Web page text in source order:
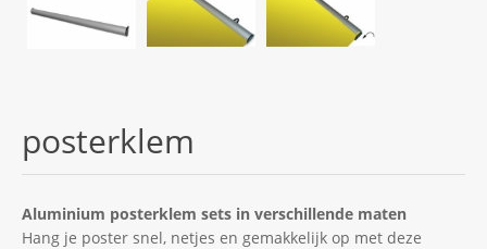
posterklem
Aluminium posterklem sets in verschillende maten
Hang je poster snel, netjes en gemakkelijk op met deze